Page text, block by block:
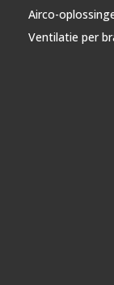
Airco-
Ventilatie per